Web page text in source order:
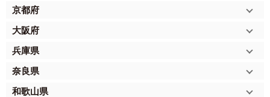
京都府
大阪府
兵庫県
奈良県
和歌山県